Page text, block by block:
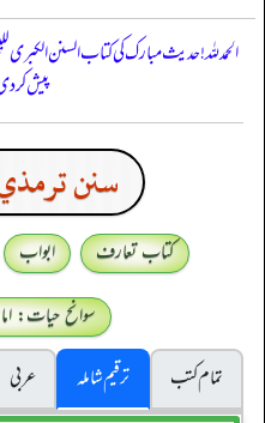
الحمدللہ! حدیث مبارک کی کتاب السنن
پیش کر
سنن
کتاب تعارف ابواب
سوانح حیات:
تمام کتب
ترقیم شاملہ عربی